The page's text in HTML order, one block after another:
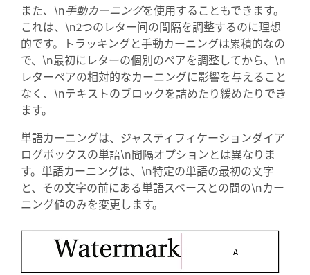
また、\n手動カーニングを使用することもできます。
これは、\n2つのレター间の間隔を調整するのに理想
的です。トラッキングと手動カーニングは累積的なの
で、\n最初にレターの個別のペアを調整してから、\n
レターペアの相対的なカーニングに影響を与えること
なく、\nテキストのブロックを詰めたり緩めたりでき
ます。
単語カーニングは、ジャスティフィケーションダイア
ログボックスの単語\n間隔オプションとは異なりま
す。単語カーニングは、\n特定の単語の最初の文字
と、その文字の前にある単語スペースとの間の\nカー
ニング値のみを変更します。